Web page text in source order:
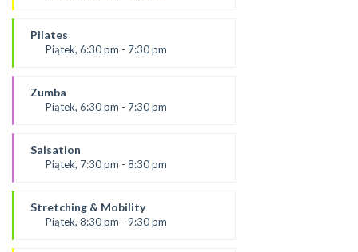
Ola
SALA 1
Pilates
Piątek, 6:30 pm - 7:30 pm
Paulina
*Zajęcia dla dorosłych i dzieci
Zumba
Piątek, 6:30 pm - 7:30 pm
Kasia K.
*Zajęcia dla dorosłych i dzieci
Salsation
Piątek, 7:30 pm - 8:30 pm
Rafał
SALA 1
Stretching & Mobility
Piątek, 8:30 pm - 9:30 pm